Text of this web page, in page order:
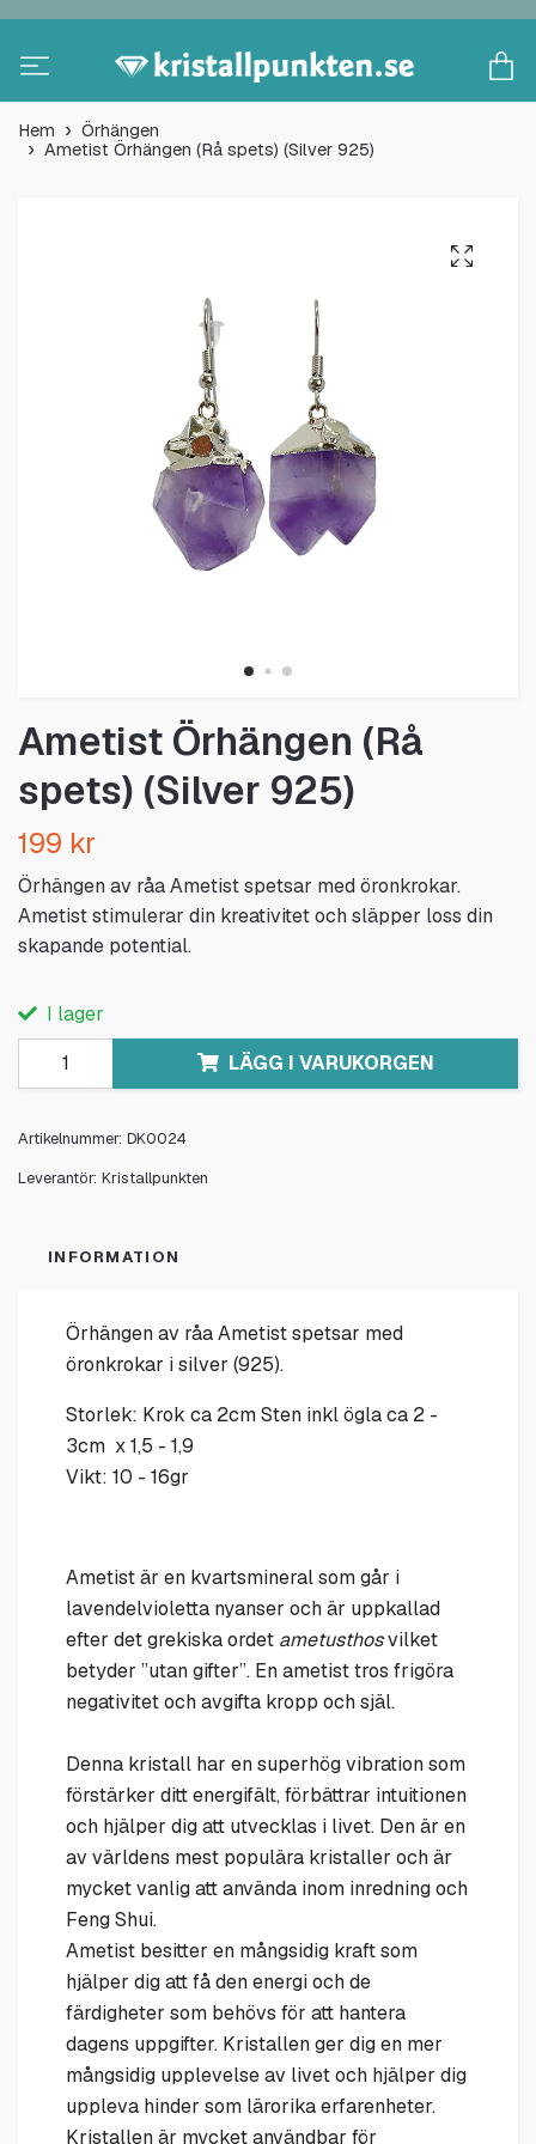
Hem
Örhängen
Ametist Örhängen (Rå spets) (Silver 925)
Ametist Örhängen (Rå
spets) (Silver 925)
199 kr
Örhängen av råa Ametist spetsar med öronkrokar.
Ametist stimulerar din kreativitet och släpper loss din
skapande potential.
I lager
LÄGG I VARUKORGEN
Artikelnummer: DK0024
Leverantör: Kristallpunkten
INFORMATION
Örhängen av råa Ametist spetsar med
öronkrokar i silver (925).
Storlek: Krok ca 2cm Sten inkl ögla ca 2 -
3cm x 1,5 - 1,9
Vikt: 10 - 16gr
Ametist är en kvartsmineral som går i
lavendelvioletta nyanser och är uppkallad
efter det grekiska ordet ametusthosvilket
betyder ”utan gifter”. En ametist tros frigöra
negativitet och avgifta kropp och själ.
Denna kristall har en superhög vibration som
förstärker ditt energifält, förbättrar intuitionen
och hjälper dig att utvecklas i livet. Den är en
av världens mest populära kristaller och är
mycket vanlig att använda inom inredning och
Feng Shui.
Ametist besitter en mångsidig kraft som
hjälper dig att få den energi och de
färdigheter som behövs för att hantera
dagens uppgifter. Kristallen ger dig en mer
mångsidig upplevelse av livet och hjälper dig
uppleva hinder som lärorika erfarenheter.
Kristallen är mycket användbar för